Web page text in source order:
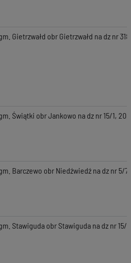
Gietrzwałd obr Gietrzwałd na dz nr
Świątki obr Jankowo na dz nr 15/1, 20,
Barczewo obr Niedźwiedź na dz nr 5/
Stawiguda obr Stawiguda na dz nr 15/